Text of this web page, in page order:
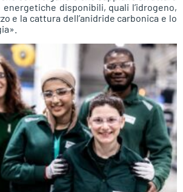
disponibili, quali l’idrogeno,
e la cattura dell’anidride carbonica e lo